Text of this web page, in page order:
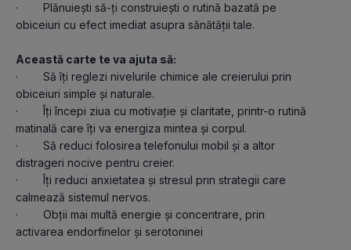
·        Plănuiești să-ți construiești o rutină bazată pe
obiceiuri cu efect imediat asupra sănătății tale.
Această carte te va ajuta să:
·        Să îți reglezi nivelurile chimice ale creierului prin
obiceiuri simple și naturale.
·        Îți începi ziua cu motivație și claritate, printr-o rutină
matinală care îți va energiza mintea și corpul.
·        Să reduci folosirea telefonului mobil și a altor
distrageri nocive pentru creier.
·        Îți reduci anxietatea și stresul prin strategii care
calmează sistemul nervos.
·        Obții mai multă energie și concentrare, prin
activarea endorfinelor și serotoninei